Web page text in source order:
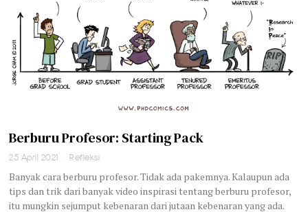
Berburu Profesor: Starting Pack
25 April 2021 Refleksi
Banyak cara berburu profesor. Tidak ada pakemnya. Kalaupun ada
tips dan trik dari banyak video inspirasi tentang berburu profesor,
itu mungkin sejumput kebenaran dari jutaan kebenaran yang ada.